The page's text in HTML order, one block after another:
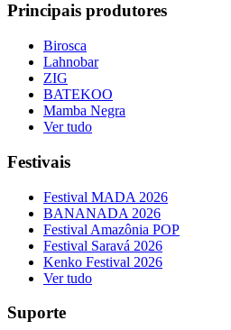
Principais produtores
Birosca
Lahnobar
ZIG
BATEKOO
Mamba Negra
Ver tudo
Festivais
Festival MADA 2026
BANANADA 2026
Festival Amazônia POP
Festival Saravá 2026
Kenko Festival 2026
Ver tudo
Suporte